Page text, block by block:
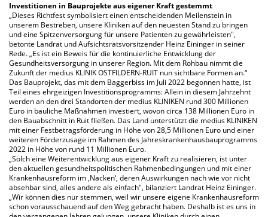
Investitionen in Bauprojekte aus eigener Kraft gestemmt
„Dieses Richtfest symbolisiert einen entscheidenden Meilenstein in
unserem Bestreben, unsere Kliniken auf den neuesten Stand zu bringen
und eine Spitzenversorgung für unsere Patienten zu gewährleisten",
betonte Landrat und Aufsichtsratsvorsitzender Heinz Eininger in seiner
Rede. „Es ist ein Beweis für die kontinuierliche Entwicklung der
Gesundheitsversorgung in unserer Region. Mit dem Rohbau nimmt die
Zukunft der medius KLINIK OSTFILDERN-RUIT nun sichtbare Formen an.“
Das Bauprojekt, das mit dem Baggerbiss im Juli 2022 begonnen hatte, ist
Teil eines ehrgeizigen Investitionsprogramms: Allein in diesem Jahrzehnt
werden an den drei Standorten der medius KLINIKEN rund 300 Millionen
Euro in bauliche Maßnahmen investiert, wovon circa 138 Millionen Euro in
den Bauabschnitt in Ruit fließen. Das Land unterstützt die medius KLINIKEN
mit einer Festbetragsförderung in Höhe von 28,5 Millionen Euro und einer
weiteren Förderzusage im Rahmen des Jahreskrankenhausbauprogramms
2022 in Höhe von rund 11 Millionen Euro.
„Solch eine Weiterentwicklung aus eigener Kraft zu realisieren, ist unter
den aktuellen gesundheitspolitischen Rahmenbedingungen und mit einer
Krankenhausreform im ‚Nacken‘, deren Auswirkungen nach wie vor nicht
absehbar sind, alles andere als einfach", bilanziert Landrat Heinz Eininger.
„Wir können dies nur stemmen, weil wir unsere eigene Krankenhausreform
schon vorausschauend auf den Weg gebracht haben. Deshalb ist es uns in